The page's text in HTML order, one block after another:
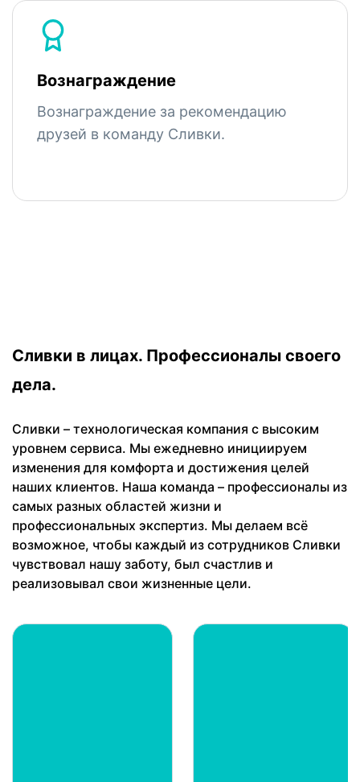
Вознаграждение
Вознаграждение за рекомендацию
друзей в команду Сливки.
Сливки в лицах. Профессионалы своего
дела.
Сливки – технологическая компания с высоким
уровнем сервиса. Мы ежедневно инициируем
изменения для комфорта и достижения целей
наших клиентов. Наша команда – профессионалы из
самых разных областей жизни и
профессиональных экспертиз. Мы делаем всё
возможное, чтобы каждый из сотрудников Сливки
чувствовал нашу заботу, был счастлив и
реализовывал свои жизненные цели.